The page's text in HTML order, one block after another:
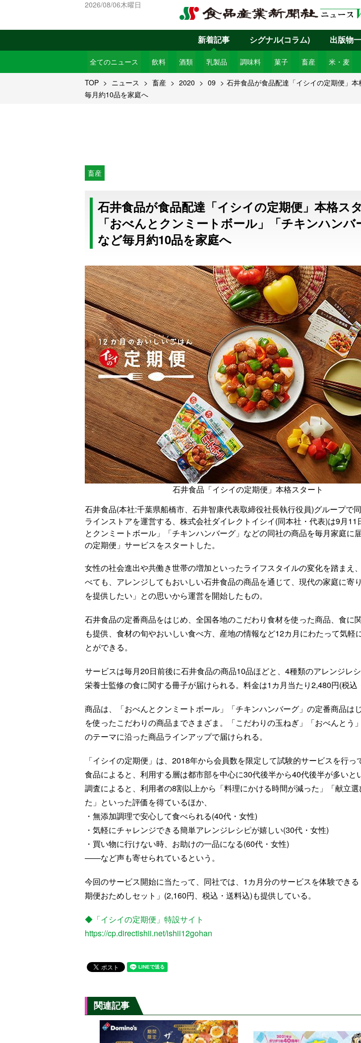
2026/08/06木曜日
新着記事
全てのニュース 飲料 酒類 乳製品 調味料 菓子 畜産 米・麦
シグナル(コラム) 出版物
TOP ニュース 畜産 2020 09
石井食品が食品配達「イシイの定期便」
毎月約10品を家庭へ
畜産
石井食品が食品配達「イシイの定期便」本格スタ
「おべんとクンミートボール」「チキンハンバ
など毎月約10品を家庭へ
石井食品「イシイの定期便」本格スタート
石井食品(本社:千葉県船橋市、石井智康代表取締役社長執行役員)グループで
ラインストアを運営する、株式会社ダイレクトイシイ(同本社・代表)は9月11
とクンミートボール」「チキンハンバーグ」などの同社の商品を毎月家庭に
の定期便」サービスをスタートした。
女性の社会進出や共働き世帯の増加といったライフスタイルの変化を踏まえ
べても、アレンジしてもおいしい石井食品の商品を通じて、現代の家庭に寄
を提供したい」との思いから運営を開始したもの。
石井食品の定番商品をはじめ、全国各地のこだわり食材を使った商品、食に
も提供、食材の旬やおいしい食べ方、産地の情報など12カ月にわたって気軽
とができる。
サービスは毎月20日前後に石井食品の商品10品ほどと、4種類のアレンジレ
栄養士監修の食に関する冊子が届けられる。料金は1カ月当たり2,480円(税込
商品は、「おべんとクンミートボール」「チキンハンバーグ」の定番商品は
を使ったこだわりの商品までさまざま。「こだわりの玉ねぎ」「おべんとう
のテーマに沿った商品ラインアップで届けられる。
「イシイの定期便」は、2018年から会員数を限定して試験的サービスを行っ
食品によると、利用する層は都市部を中心に30代後半から40代後半が多いと
調査によると、利用者の8割以上から「料理にかける時間が減った」「献立
た」といった評価を得ているほか、
・無添加調理で安心して食べられる(40代・女性)
・気軽にチャレンジできる簡単アレンジレシピが嬉しい(30代・女性)
・買い物に行けない時、お助けの一品になる(60代・女性)
――など声も寄せられているという。
今回のサービス開始に当たって、同社では、1カ月分のサービスを体験でき
期便おためしセット」(2,160円、税込・送料込)も提供している。
◆「イシイの定期便」特設サイト
https://cp.directishii.net/ishii12gohan
関連記事